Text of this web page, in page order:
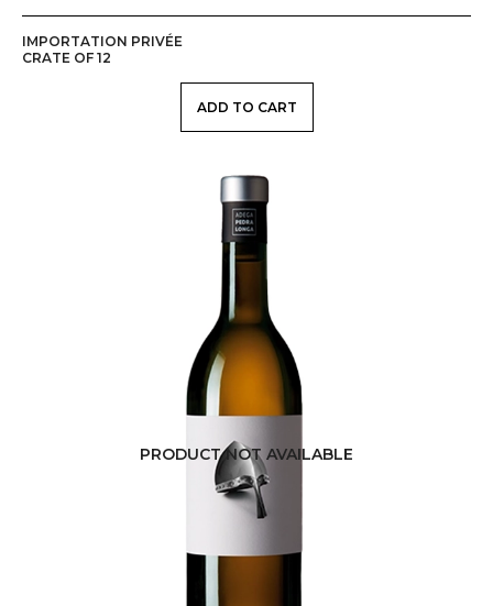
IMPORTATION PRIVÉE
CRATE OF 12
ADD TO CART
PRODUCT NOT AVAILABLE